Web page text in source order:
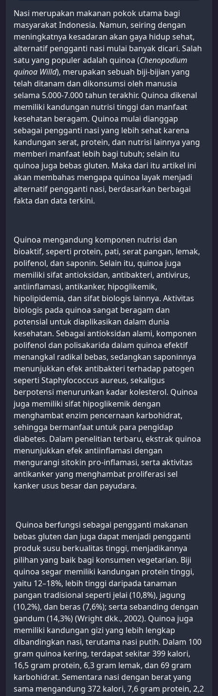
Nasi merupakan makanan pokok utama bagi
masyarakat Indonesia. Namun, seiring dengan
meningkatnya kesadaran akan gaya hidup sehat,
alternatif pengganti nasi mulai banyak dicari. Salah
satu yang populer adalah quinoa (Chenopodium
quinoa Willd), merupakan sebuah biji-bijian yang
telah ditanam dan dikonsumsi oleh manusia
selama 5.000-7.000 tahun terakhir. Quinoa dikenal
memiliki kandungan nutrisi tinggi dan manfaat
kesehatan beragam. Quinoa mulai dianggap
sebagai pengganti nasi yang lebih sehat karena
kandungan serat, protein, dan nutrisi lainnya yang
memberi manfaat lebih bagi tubuh; selain itu
quinoa juga bebas gluten. Maka dari itu artikel ini
akan membahas mengapa quinoa layak menjadi
alternatif pengganti nasi, berdasarkan berbagai
fakta dan data terkini.
Quinoa mengandung komponen nutrisi dan
bioaktif, seperti protein, pati, serat pangan, lemak,
polifenol, dan saponin. Selain itu, quinoa juga
memiliki sifat antioksidan, antibakteri, antivirus,
antiinflamasi, antikanker, hipoglikemik,
hipolipidemia, dan sifat biologis lainnya. Aktivitas
biologis pada quinoa sangat beragam dan
potensial untuk diaplikasikan dalam dunia
kesehatan. Sebagai antioksidan alami, komponen
polifenol dan polisakarida dalam quinoa efektif
menangkal radikal bebas, sedangkan saponinnya
menunjukkan efek antibakteri terhadap patogen
seperti Staphylococcus aureus, sekaligus
berpotensi menurunkan kadar kolesterol. Quinoa
juga memiliki sifat hipoglikemik dengan
menghambat enzim pencernaan karbohidrat,
sehingga bermanfaat untuk para pengidap
diabetes. Dalam penelitian terbaru, ekstrak quinoa
menunjukkan efek antiinflamasi dengan
mengurangi sitokin pro-inflamasi, serta aktivitas
antikanker yang menghambat proliferasi sel
kanker usus besar dan payudara.
Quinoa berfungsi sebagai pengganti makanan
bebas gluten dan juga dapat menjadi pengganti
produk susu berkualitas tinggi, menjadikannya
pilihan yang baik bagi konsumen vegetarian. Biji
quinoa segar memiliki kandungan protein tinggi,
yaitu 12–18%, lebih tinggi daripada tanaman
pangan tradisional seperti jelai (10,8%), jagung
(10,2%), dan beras (7,6%); serta sebanding dengan
gandum (14,3%) (Wright dkk., 2002). Quinoa juga
memiliki kandungan gizi yang lebih lengkap
dibandingkan nasi, terutama nasi putih. Dalam 100
gram quinoa kering, terdapat sekitar 399 kalori,
16,5 gram protein, 6,3 gram lemak, dan 69 gram
karbohidrat. Sementara nasi dengan berat yang
sama mengandung 372 kalori, 7,6 gram protein, 2,2